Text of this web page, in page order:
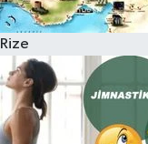
Rize